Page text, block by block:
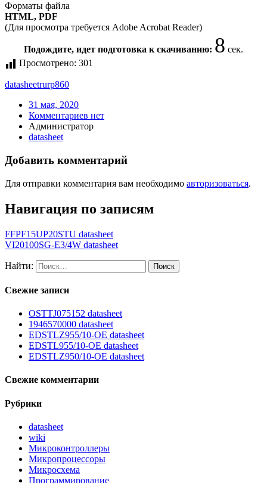
Форматы файла
HTML, PDF
(Для просмотра требуется Adobe Acrobat Reader)
Подождите, идет подготовка к скачиванию: 7 сек.
Просмотрено: 301
datasheetrurp860
31 мая, 2020
Комментариев нет
Администратор
datasheet
Добавить комментарий
Для отправки комментария вам необходимо авторизоваться.
Навигация по записям
FFPF15UP20STU datasheet
VI20100SG-E3/4W datasheet
Найти:
Свежие записи
OSTTJ075152 datasheet
1946570000 datasheet
EDSTLZ955/10-OE datasheet
EDSTL955/10-OE datasheet
EDSTLZ950/10-OE datasheet
Свежие комментарии
Рубрики
datasheet
wiki
Микроконтроллеры
Микропроцессоры
Микросхема
Программирование